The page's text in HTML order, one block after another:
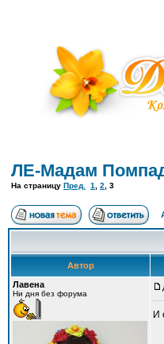
ЛЕ-Мадам
На страницу Пред. 1 2 3
Автор
Лавена
Ни дня без форума
И